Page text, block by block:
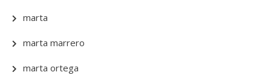
marta
marta marrero
marta ortega